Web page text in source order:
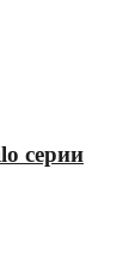
серии